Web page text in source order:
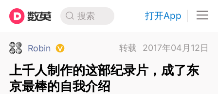
搜索 打开App
Robin 转载 2017年04月12日
上千人制作的这部纪录片，成了东
京最棒的自我介绍